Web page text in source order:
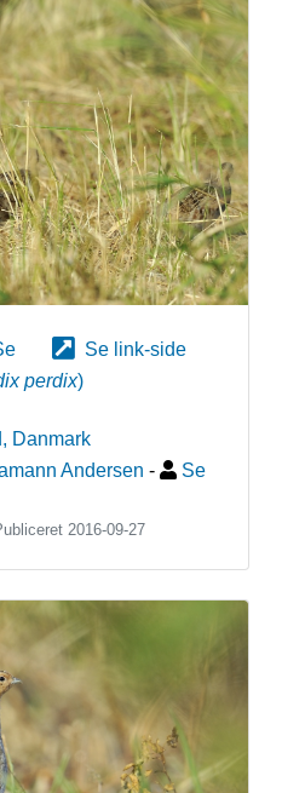
Se link-side
perdix)
, Danmark
Andersen -
Se
2016-09-27